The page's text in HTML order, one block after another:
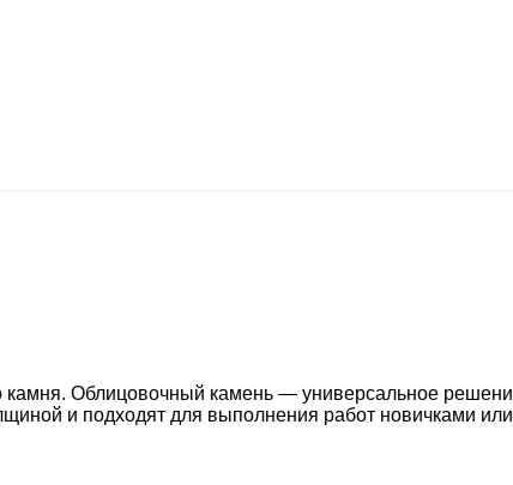
камня. Облицовочный камень — универсальное
и подходят для выполнения работ новичками